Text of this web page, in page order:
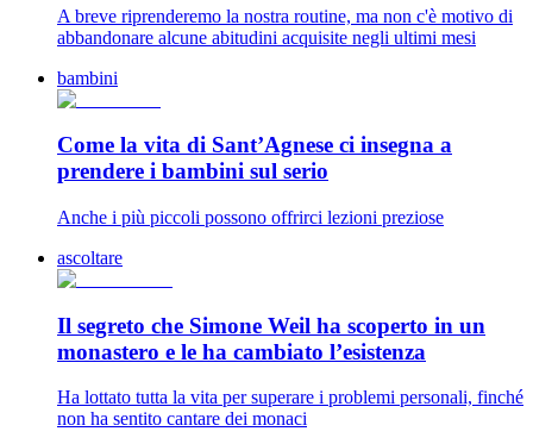
A breve riprenderemo la nostra routine, ma non c'è motivo di
abbandonare alcune abitudini acquisite negli ultimi mesi
bambini
Come la vita di Sant’Agnese ci insegna a
prendere i bambini sul serio
Anche i più piccoli possono offrirci lezioni preziose
ascoltare
Il segreto che Simone Weil ha scoperto in un
monastero e le ha cambiato l’esistenza
Ha lottato tutta la vita per superare i problemi personali, finché
non ha sentito cantare dei monaci